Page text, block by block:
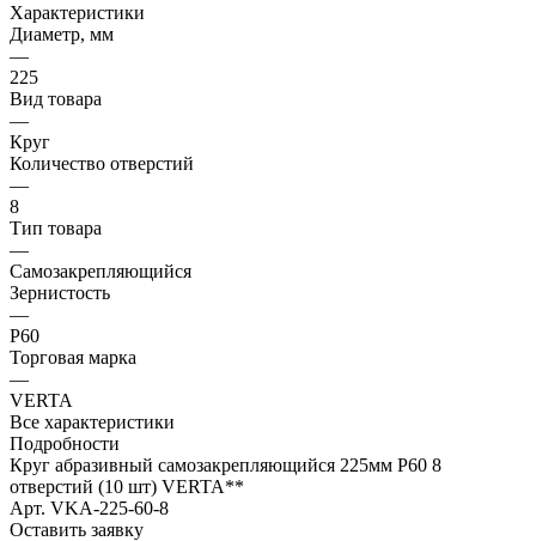
Характеристики
Диаметр, мм
—
225
Вид товара
—
Круг
Количество отверстий
—
8
Тип товара
—
Самозакрепляющийся
Зернистость
—
Р60
Торговая марка
—
VERTA
Все характеристики
Подробности
Круг абразивный самозакрепляющийся 225мм Р60 8
отверстий (10 шт) VERTA**
Арт. VKA-225-60-8
Оставить заявку